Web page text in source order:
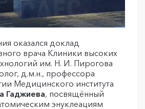
оказался доклад
врача Клиники высоких
им. Н. И. Пирогова
д.м.н., профессора
Медицинского института
Гаджиева, посвящённый
энуклеациям